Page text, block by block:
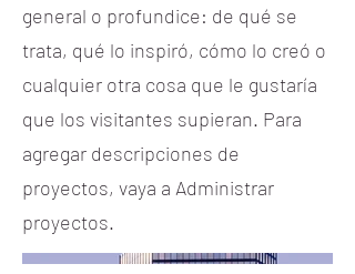
general o profundice: de qué se
trata, qué lo inspiró, cómo lo creó o
cualquier otra cosa que le gustaría
que los visitantes supieran. Para
agregar descripciones de
proyectos, vaya a Administrar
proyectos.